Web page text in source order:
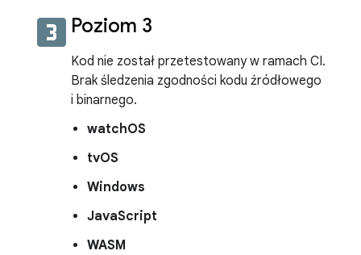
looks_3 Poziom 3
Kod nie został przetestowany w ramach CI.
Brak śledzenia zgodności kodu źródłowego
i binarnego.
watchOS
tvOS
Windows
JavaScript
WASM